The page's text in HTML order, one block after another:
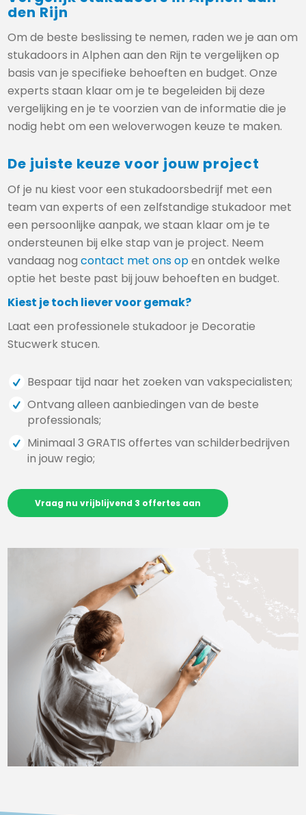
den Rijn
Om de beste beslissing te nemen, raden we je aan om
stukadoors in Alphen aan den Rijn te vergelijken op
basis van je specifieke behoeften en budget. Onze
experts staan klaar om je te begeleiden bij deze
vergelijking en je te voorzien van de informatie die je
nodig hebt om een weloverwogen keuze te maken.
De juiste keuze voor jouw project
Of je nu kiest voor een stukadoorsbedrijf met een
team van experts of een zelfstandige stukadoor met
een persoonlijke aanpak, we staan klaar om je te
ondersteunen bij elke stap van je project. Neem
vandaag nogcontact met ons open ontdek welke
optie het beste past bij jouw behoeften en budget.
Kiest je toch liever voor gemak?
Laat een professionele stukadoor je Decoratie
Stucwerk stucen.
Bespaar tijd naar het zoeken van vakspecialisten;
Ontvang alleen aanbiedingen van de beste
professionals;
Minimaal 3 GRATIS offertes van schilderbedrijven
in jouw regio;
Vraag nu vrijblijvend 3 offertes aan